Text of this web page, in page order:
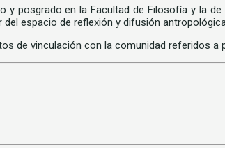
y posgrado en la Facultad de Filosofía y la
espacio de reflexión y difusión antropológica
de vinculación con la comunidad referidos